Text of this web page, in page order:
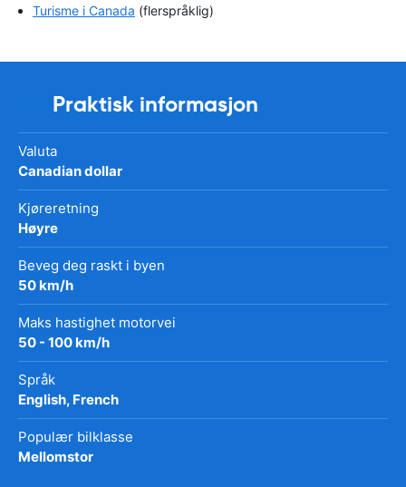
Turisme i Canada (flerspråklig)
Praktisk informasjon
Valuta
Canadian dollar
Kjøreretning
Høyre
Beveg deg raskt i byen
50 km/h
Maks hastighet motorvei
50 - 100 km/h
Språk
English, French
Populær bilklasse
Mellomstor